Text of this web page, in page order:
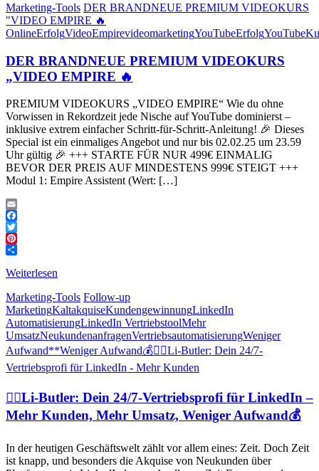
Marketing-Tools DER BRANDNEUE PREMIUM VIDEOKURS
"VIDEO EMPIRE 🔥
OnlineErfolgVideoEmpirevideomarketingYouTubeErfolg
DER BRANDNEUE PREMIUM VIDEOKURS
„VIDEO EMPIRE 🔥
PREMIUM VIDEOKURS „VIDEO EMPIRE“ Wie du ohne
Vorwissen in Rekordzeit jede Nische auf YouTube dominierst –
inklusive extrem einfacher Schritt-für-Schritt-Anleitung! 🎉 Dieses
Special ist ein einmaliges Angebot und nur bis 02.02.25 um 23.59
Uhr gültig 🎉 +++ STARTE FÜR NUR 499€ EINMALIG
BEVOR DER PREIS AUF MINDESTENS 999€ STEIGT +++
Modul 1: Empire Assistent (Wert: […]
Email
Facebook
Twitter
Pinterest
Weiterlesen
Marketing-Tools Follow-up
MarketingKaltakquiseKundengewinnungLinkedIn
AutomatisierungLinkedIn VertriebstoolMehr
UmsatzNeukundenanfragenVertriebsautomatisierungWeniger
Aufwand**Weniger Aufwand💰👉🏻Li-Butler: Dein 24/7-
Vertriebsprofi für LinkedIn - Mehr Kunden
👉🏻Li-Butler: Dein 24/7-Vertriebsprofi für LinkedIn –
Mehr Kunden, Mehr Umsatz, Weniger Aufwand💰
In der heutigen Geschäftswelt zählt vor allem eines: Zeit. Doch Zeit
ist knapp, und besonders die Akquise von Neukunden über